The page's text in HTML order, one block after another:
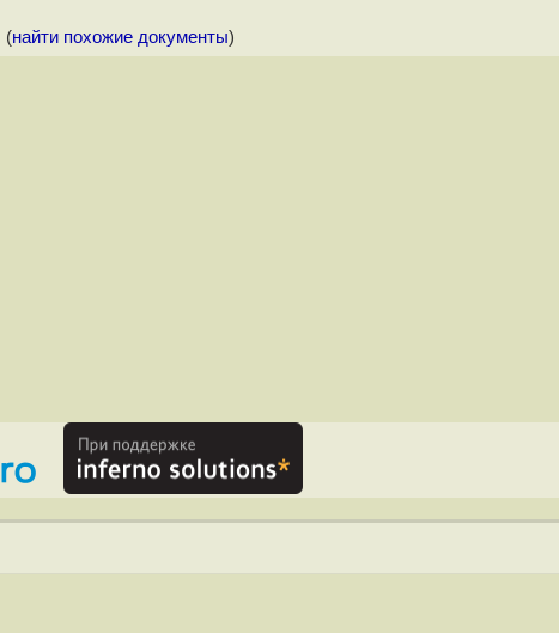
(найти похожие документы)